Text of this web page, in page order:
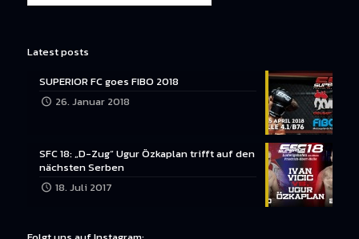
Latest posts
SUPERIOR FC goes FIBO 2018
26. Januar 2018
SFC 18: „D-Zug“ Ugur Özkaplan trifft auf den
nächsten Serben
18. Juli 2017